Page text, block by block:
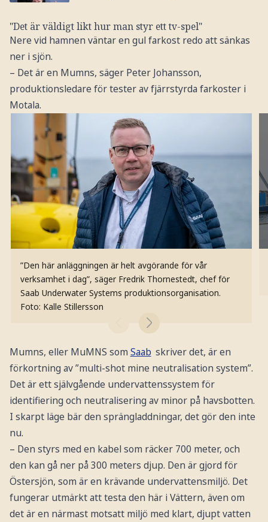
"Det är väldigt likt hur man styr ett tv-spel"
Nere vid hamnen väntar en gul farkost redo att sänkas
ner i sjön.
– Det är en Mumns, säger Peter Johansson,
produktionsledare för tester av fjärrstyrda farkoster i
Motala.
”Den här anläggningen är helt avgörande för vår
verksamhet i dag”, säger Fredrik Thornestedt, chef för
Saab Underwater Systems produktionsorganisation.
Foto: Kalle Stillersson
Mumns, eller MuMNS som Saab skriver det, är en
förkortning av ”multi-shot mine neutralisation system”.
Det är ett självgående undervattenssystem för
identifiering och neutralisering av minor på havsbotten.
I skarpt läge bär den sprängladdningar, det gör den inte
nu.
– Den styrs med en kabel som räcker 700 meter, och
den kan gå ner på 300 meters djup. Den är gjord för
Östersjön, som är en krävande undervattensmiljö. Det
fungerar utmärkt att testa den här i Vättern, även om
det är en närmast motsatt miljö med klart, djupt vatten